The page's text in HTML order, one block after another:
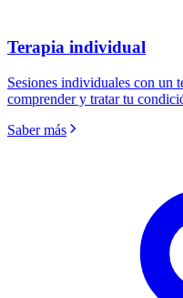
Terapia individual
Sesiones individuales con un
comprender y tratar tu
Saber más